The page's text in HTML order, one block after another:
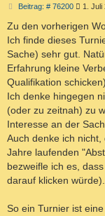
Beitrag: # 76200B
i
t
r
a
g
1. Juli
Zu den vorherigen
Ich finde dieses
Sache) sehr gut.
Erfahrung kleine
Qualifikation
Ich denke hingegen
(oder zu zeitnah) zu
Interesse an der
Auch denke ich
Jahre laufenden
bezweifle ich es,
darauf klicken würde).
So ein Turnier ist